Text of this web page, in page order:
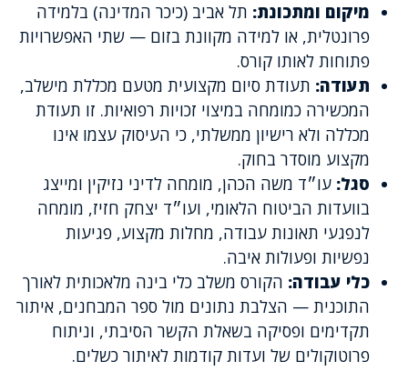
מיקום ומתכונת: תל אביב (כיכר המדינה) בלמידה
פרונטלית, או למידה מקוונת בזום — שתי האפשרויות
פתוחות לאותו קורס.
תעודה: תעודת סיום מקצועית מטעם מכללת מישלב,
המכשירה כמומחה במיצוי זכויות רפואיות. זו תעודת
מכללה ולא רישיון ממשלתי, כי העיסוק עצמו אינו
מקצוע מוסדר בחוק.
סגל: עו״ד משה הכהן, מומחה לדיני נזיקין ומייצג
בוועדות הביטוח הלאומי, ועו״ד יצחק חזיז, מומחה
לנפגעי תאונות עבודה, מחלות מקצוע, פגיעות
נפשיות ופעולות איבה.
כלי עבודה: הקורס משלב כלי בינה מלאכותית לאורך
התוכנית — הצלבת נתונים מול ספר המבחנים, איתור
תקדימים ופסיקה בשאלת הקשר הסיבתי, וניתוח
פרוטוקולים של ועדות קודמות לאיתור כשלים.